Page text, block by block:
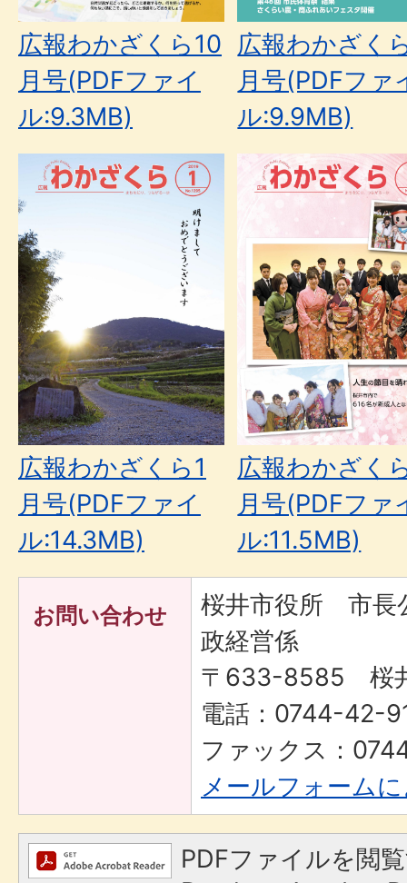
広報わかざくら10
月号(PDFファイ
ル:9.3MB)
広報わかざく
月号(PDFファ
ル:9.9MB)
広報わかざくら1
月号(PDFファイ
ル:14.3MB)
広報わかざく
月号(PDFファ
ル:11.5MB)
お問い合わせ
桜井市役所 市
政経営係
〒633-8585 桜
電話：0744-42-
ファックス：
メールフォーム
PDFファイルを閲